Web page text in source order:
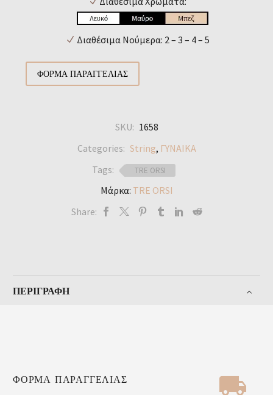
Διαθέσιμα Νούμερα: 2 – 3 – 4 – 5
ΦΌΡΜΑ ΠΑΡΑΓΓΕΛΊΑΣ
SKU: 1658
Categories: String, ΓΥΝΑΙΚΑ
Tags:
TRE ORSI
Μάρκα: TRE ORSI
Share:
ΠΕΡΙΓΡΑΦΉ


ΦΟΡΜΑ ΠΑΡΑΓΓΕΛΙΑΣ